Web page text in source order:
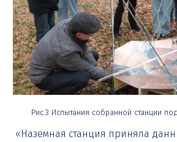
Рис.3 Испытания собранной станции
«Наземная станция приняла